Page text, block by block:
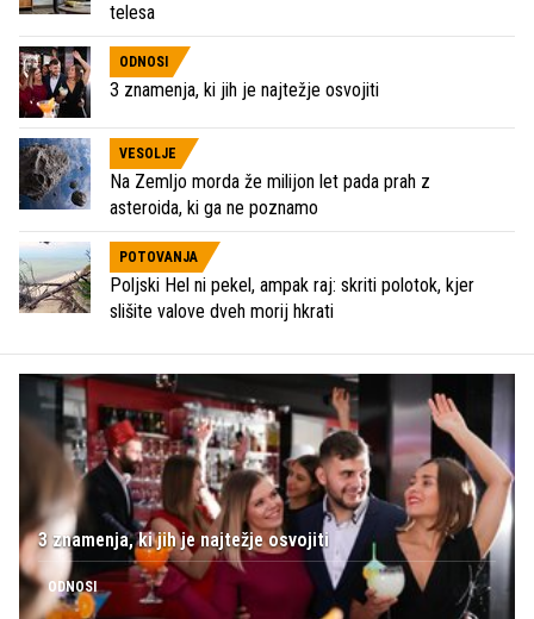
telesa
ODNOSI
3 znamenja, ki jih je najtežje osvojiti
VESOLJE
Na Zemljo morda že milijon let pada prah z
asteroida, ki ga ne poznamo
POTOVANJA
Poljski Hel ni pekel, ampak raj: skriti polotok, kjer
slišite valove dveh morij hkrati
3 znamenja, ki jih je najtežje osvojiti
ODNOSI